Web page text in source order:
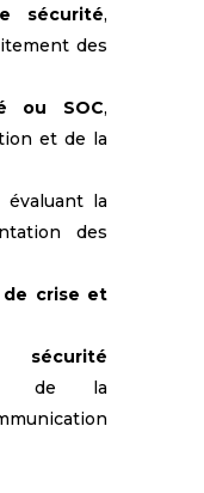
sécurité,
des
ou SOC,
et de la
évaluant la
des
crise et
de la